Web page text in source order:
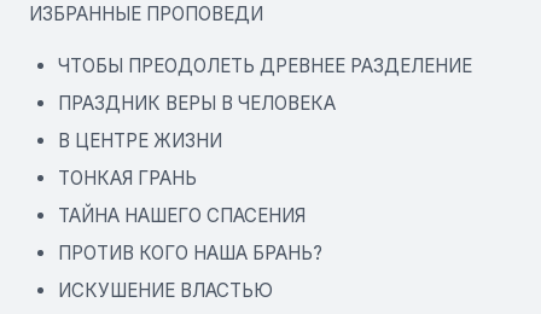
ИЗБРАННЫЕ ПРОПОВЕДИ
ЧТОБЫ ПРЕОДОЛЕТЬ ДРЕВНЕЕ РАЗДЕЛЕНИЕ
ПРАЗДНИК ВЕРЫ В ЧЕЛОВЕКА
В ЦЕНТРЕ ЖИЗНИ
ТОНКАЯ ГРАНЬ
ТАЙНА НАШЕГО СПАСЕНИЯ
ПРОТИВ КОГО НАША БРАНЬ?
ИСКУШЕНИЕ ВЛАСТЬЮ